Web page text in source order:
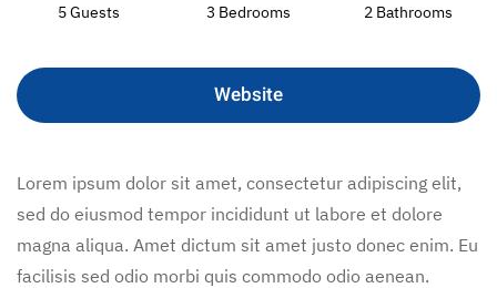
5 Guests 3 Bedrooms 2 Bathrooms
Website
Lorem ipsum dolor sit amet, consectetur adipiscing elit,
sed do eiusmod tempor incididunt ut labore et dolore
magna aliqua. Amet dictum sit amet justo donec enim. Eu
facilisis sed odio morbi quis commodo odio aenean.